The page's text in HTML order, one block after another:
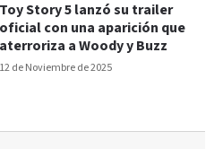
12 de Noviembre de 2025
Toy Story 5 lanzó su trailer
oficial con una aparición que
aterroriza a Woody y Buzz